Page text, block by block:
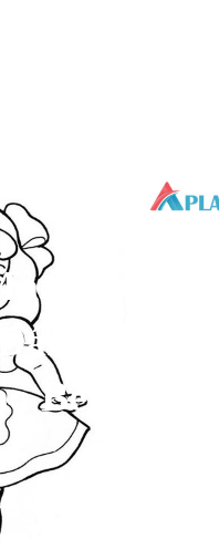
Búp Bê
Yêu
Bé